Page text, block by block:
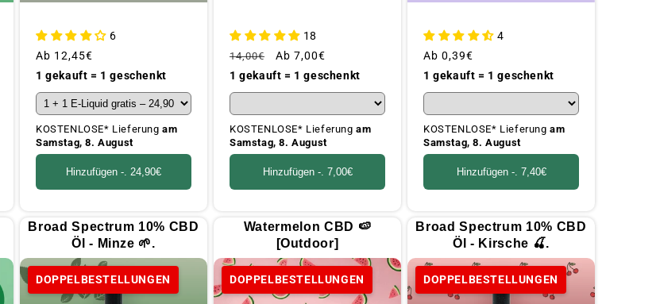
6
Üblicher
Preis
Ab 12,45€
1 gekauft = 1 geschenkt
KOSTENLOSE* Lieferungam
Samstag, 8. August
Hinzufügen -. 24,90€
18
Üblicher
Preis
14,00€ Aktionspreis
Ab 7,00€
1 gekauft = 1 geschenkt
KOSTENLOSE* Lieferungam
Samstag, 8. August
Hinzufügen -. 7,00€
4
Üblicher
Preis
Ab 0,39€
1 gekauft = 1 geschenkt
KOSTENLOSE* Lieferungam
Samstag, 8. August
Hinzufügen -. 7,40€
Broad Spectrum 10% CBD
Öl - Minze 🌱.
DOPPELBESTELLUNGEN
Watermelon CBD 🍉
[Outdoor]
DOPPELBESTELLUNGEN
Broad Spectrum 10% CBD
Öl - Kirsche 🍒.
DOPPELBESTELLUNGEN